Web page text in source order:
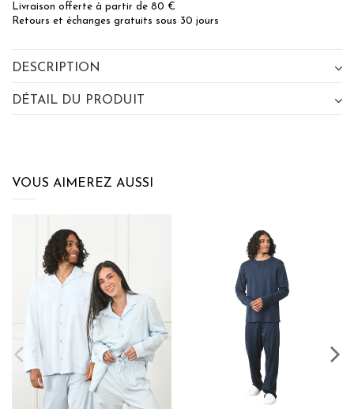
Livraison offerte à partir de 80 €
Retours et échanges gratuits sous 30 jours
DESCRIPTION
DÉTAIL DU PRODUIT
VOUS AIMEREZ AUSSI